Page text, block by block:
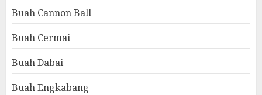
Buah Cannon Ball
Buah Cermai
Buah Dabai
Buah Engkabang